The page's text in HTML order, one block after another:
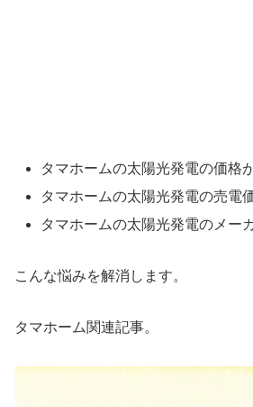
タマホームの太陽光発電の価格
タマホームの太陽光発電の売電
タマホームの太陽光発電のメー
こんな悩みを解消します。
タマホーム関連記事。